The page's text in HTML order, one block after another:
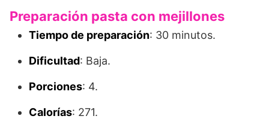
Preparación pasta con mejillones
Tiempo de preparación: 30 minutos.
Dificultad: Baja.
Porciones: 4.
Calorías: 271.